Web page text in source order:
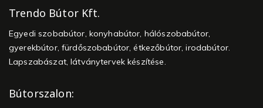
Trendo Bútor Kft.
Egyedi szobabútor, konyhabútor, hálószobabútor,
gyerekbútor, fürdőszobabútor, étkezőbútor, irodabútor.
Lapszabászat, látványtervek készítése.
Bútorszalon: